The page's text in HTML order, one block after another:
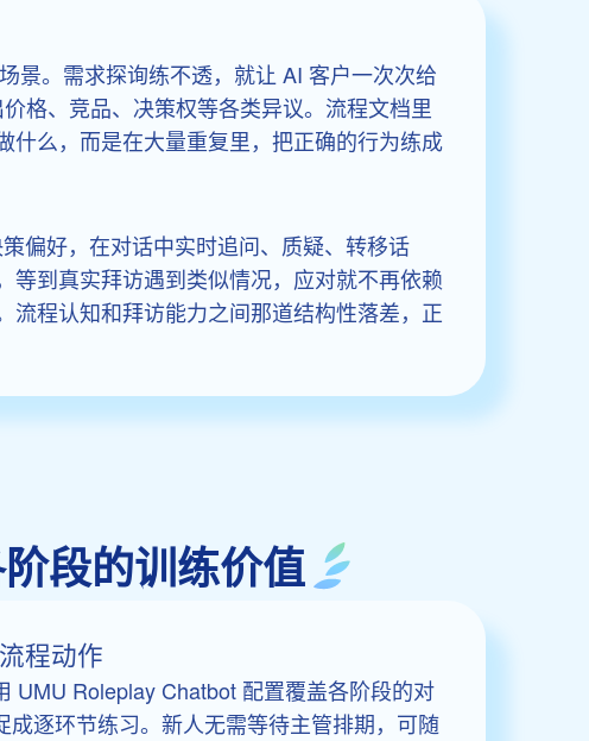
景。需求探询练不透，就让 AI 客户一次次给
格、竞品、决策权等各类异议。流程文档里
么，而是在大量重复里，把正确的行为练成
偏好，在对话中实时追问、质疑、转移话
到真实拜访遇到类似情况，应对就不再依赖
程认知和拜访能力之间那道结构性落差，正
段的训练价值
程动作
UMU Roleplay Chatbot 配置覆盖各阶段的对
成逐环节练习。新人无需等待主管排期，可随